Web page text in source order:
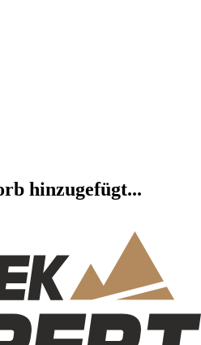
hinzugefügt...